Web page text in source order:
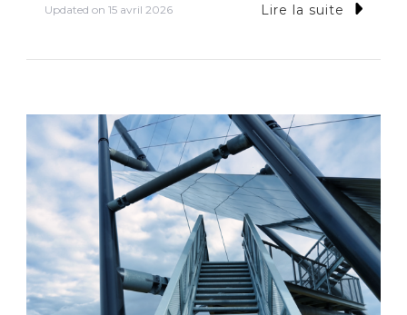
Updated on 15 avril 2026 Lire la suite